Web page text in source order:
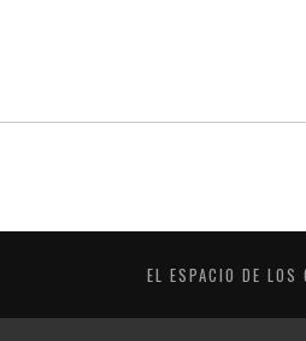
EL ESPACIO DE LOS